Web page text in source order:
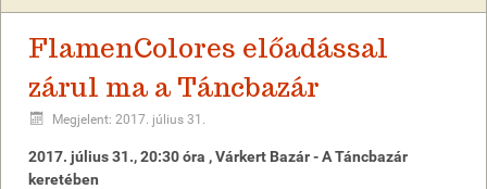
FlamenColores előadással
zárul ma a Táncbazár
Megjelent: 2017. július 31.
2017. július 31., 20:30 óra , Várkert Bazár - A Táncbazár
keretében